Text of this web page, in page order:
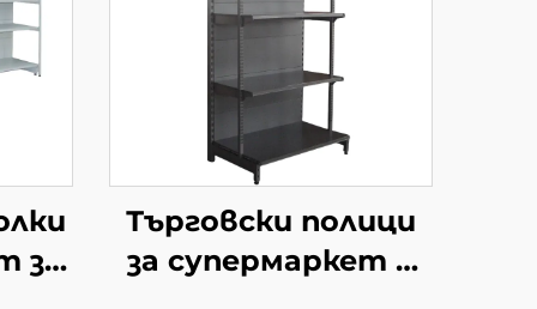
за
Търговски полици
за супермаркет и